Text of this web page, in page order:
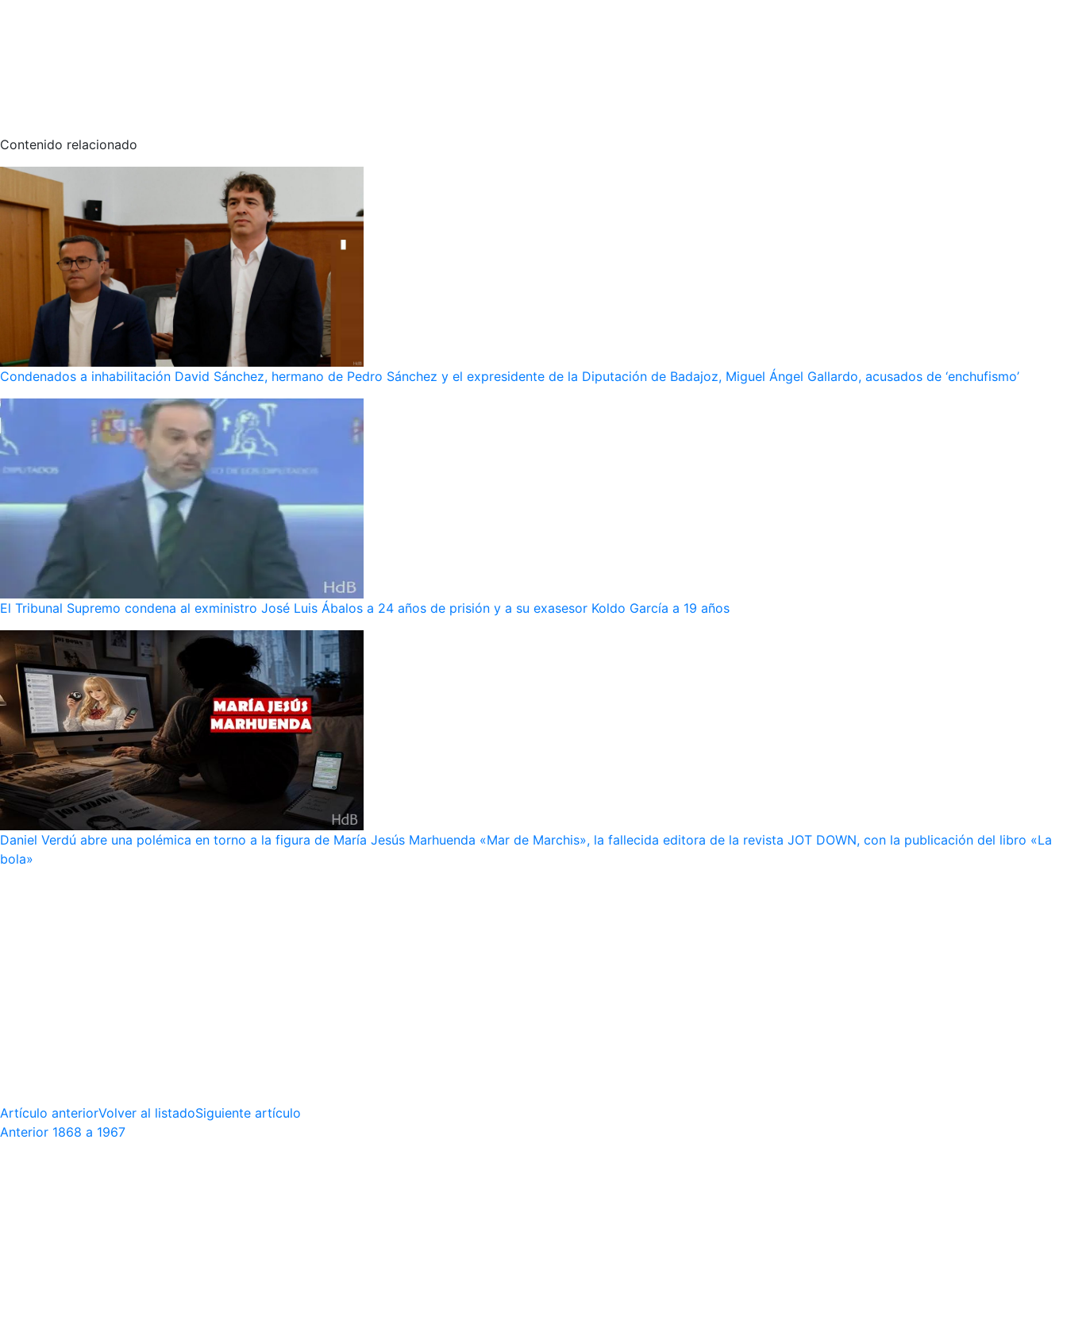
Contenido relacionado
Condenados a inhabilitación David Sánchez, hermano de Pedro Sánchez y el expresidente de la Diputación de Badajoz, Miguel Ángel Gallardo, acusados de ‘enchufismo’
El Tribunal Supremo condena al exministro José Luis Ábalos a 24 años de prisión y a su exasesor Koldo García a 19 años
Daniel Verdú abre una polémica en torno a la figura de María Jesús Marhuenda «Mar de Marchis», la fallecida editora de la revista JOT DOWN, con la publicación del libro «La
bola»
Artículo anteriorVolver al listadoSiguiente artículo
Anterior 1868 a 1967